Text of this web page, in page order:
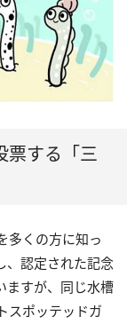
票する「三
多くの方に知っ
、認定された記念
ますが、同じ水槽
スポッテッドガ